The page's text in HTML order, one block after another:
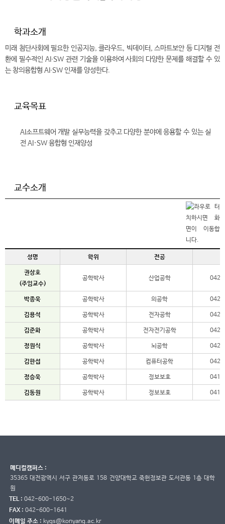
학과소개
미래 첨단사회에 필요한 인공지능, 클라우드, 빅데이터, 스마트보안 등 디지털 전
환에 필수적인 AI∙SW 관련 기술을 이용하여 사회의 다양한 문제를 해결할 수 있
는 창의융합형 AI∙SW 인재를 양성한다.
교육목표
AI소프트웨어 개발 실무능력을 갖추고 다양한 분야에 응용할 수 있는 실
전 AI·SW 융합형 인재양성
교수소개
성명 학위 전공
권상호
(주임교수)
공학박사 산업공학 042-
박종욱 공학박사 의공학 042-
김용석 공학박사 전자공학 042-
김준화 공학박사 전자전기공학 042-
정원식 공학박사 뇌공학 042-
김한섭 공학박사 컴퓨터공학 042-
정승욱 공학박사 정보보호 041-
김동원 공학박사 정보보호 041-
메디컬캠퍼스 :
35365 대전광역시 서구 관저동로 158 건양대학교 죽헌정보관 도서관동 1층 대학
원
TEL : 042-600-1650~2
FAX : 042-600-1641
이메일 주소 : kygs@konyang.ac.kr